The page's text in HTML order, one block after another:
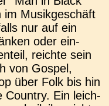
im Musik­ge­schäft
nur auf ein
oder ein­
reich­te sein
von Gospel,
über Folk bis hin
Coun­try. Ein leich­